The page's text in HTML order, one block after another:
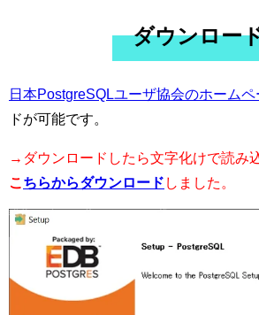
ダウンロー
日本PostgreSQLユーザ協会のホームペ
ドが可能です。
→ダウンロードしたら文字化けで読み
こ ちらからダウンロード しました。